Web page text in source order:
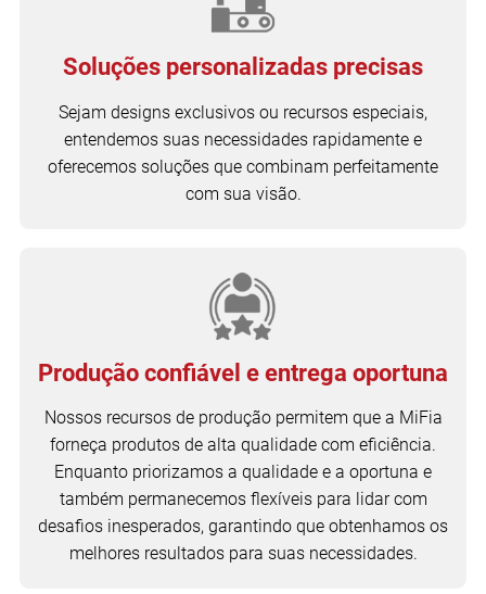
Soluções personalizadas precisas
Sejam designs exclusivos ou recursos especiais,
entendemos suas necessidades rapidamente e
oferecemos soluções que combinam perfeitamente
com sua visão.
Produção confiável e entrega oportuna
Nossos recursos de produção permitem que a MiFia
forneça produtos de alta qualidade com eficiência.
Enquanto priorizamos a qualidade e a oportuna e
também permanecemos flexíveis para lidar com
desafios inesperados, garantindo que obtenhamos os
melhores resultados para suas necessidades.